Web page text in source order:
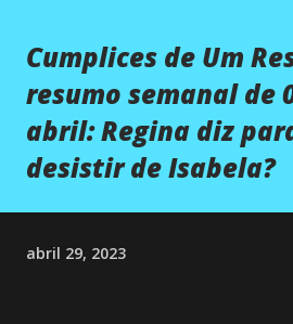
Cumplices de Um
resumo semanal de
abril: Regina diz
desistir de Isabela?
abril 29, 2023